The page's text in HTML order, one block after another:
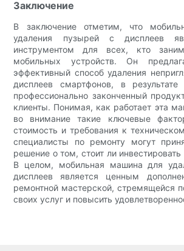
Заключение
В заключение отметим, что
удаления пузырей с дисплеев
инструментом для всех, кто
мобильных устройств. Он
эффективный способ удаления
дисплеев смартфонов, в результате
профессионально законченный
клиенты. Понимая, как работает эта
во внимание такие ключевые
стоимость и требования к
специалисты по ремонту могут
решение о том, стоит ли инвестировать
В целом, мобильная машина для
дисплеев является ценным
ремонтной мастерской, стремящейся
своих услуг и повысить